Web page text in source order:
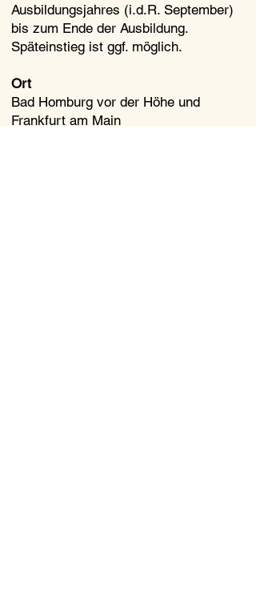
Ausbildungsjahres (i.d.R. September)
bis zum Ende der Ausbildung.
Späteinstieg ist ggf. möglich.
Ort
Bad Homburg vor der Höhe und
Frankfurt am Main